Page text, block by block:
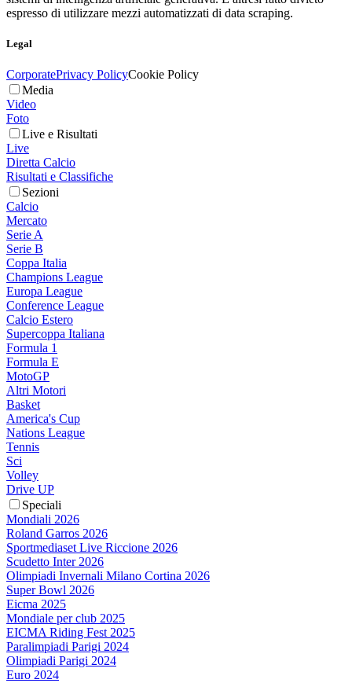
espresso di utilizzare mezzi automatizzati di data scraping.
Legal
CorporatePrivacy PolicyCookie Policy
Media
Video
Foto
Live e Risultati
Live
Diretta Calcio
Risultati e Classifiche
Sezioni
Calcio
Mercato
Serie A
Serie B
Coppa Italia
Champions League
Europa League
Conference League
Calcio Estero
Supercoppa Italiana
Formula 1
Formula E
MotoGP
Altri Motori
Basket
America's Cup
Nations League
Tennis
Sci
Volley
Drive UP
Speciali
Mondiali 2026
Roland Garros 2026
Sportmediaset Live Riccione 2026
Scudetto Inter 2026
Olimpiadi Invernali Milano Cortina 2026
Super Bowl 2026
Eicma 2025
Mondiale per club 2025
EICMA Riding Fest 2025
Paralimpiadi Parigi 2024
Olimpiadi Parigi 2024
Euro 2024